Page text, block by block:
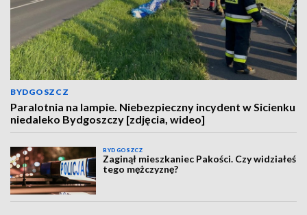
BYDGOSZCZ
Paralotnia na lampie. Niebezpieczny incydent w Sicienku
niedaleko Bydgoszczy [zdjęcia, wideo]
BYDGOSZCZ
Zaginął mieszkaniec Pakości. Czy widziałeś
tego mężczyznę?